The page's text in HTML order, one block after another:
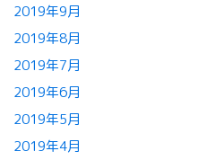
2019年9月
2019年8月
2019年7月
2019年6月
2019年5月
2019年4月